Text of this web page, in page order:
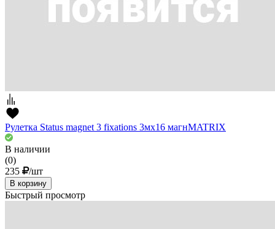
Рулетка Status magnet 3 fixations 3мх16 магнMATRIX
В наличии
(0)
235
/шт
В корзину
Быстрый просмотр